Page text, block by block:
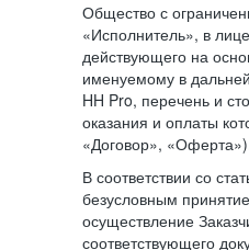
Общество с
«Исполнитель», в
действующего на
именуемому в
HH Pro, перечень и
оказания и оплаты
«Договор»,
В соответствии со
безусловным
осуществление
соответствующего